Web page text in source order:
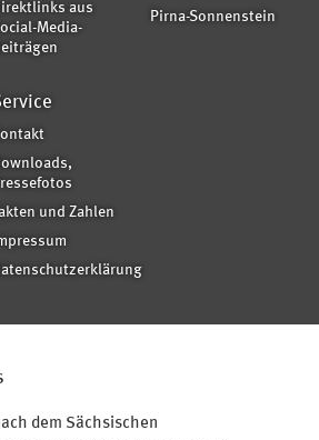
aus
Media-
Pirna-Sonnenstein
und Zahlen
dem Sächsischen